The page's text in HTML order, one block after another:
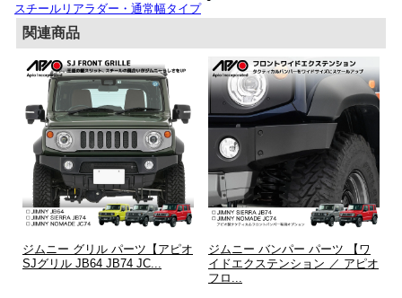
スチールリアラダー・通常幅タイプ
関連商品
ジムニー グリル パーツ【アピオ
SJグリル JB64 JB74 JC...
ジムニー バンパー パーツ 【ワ
イドエクステンション ／ アピオ
フロ...